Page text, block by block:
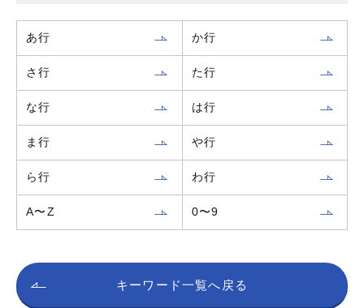
あ行 か行
さ行 た行
な行 は行
ま行 や行
ら行 わ行
A〜Z 0〜9
キーワード一覧へ戻る